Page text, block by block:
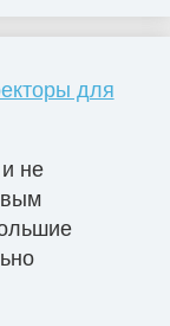
для
не